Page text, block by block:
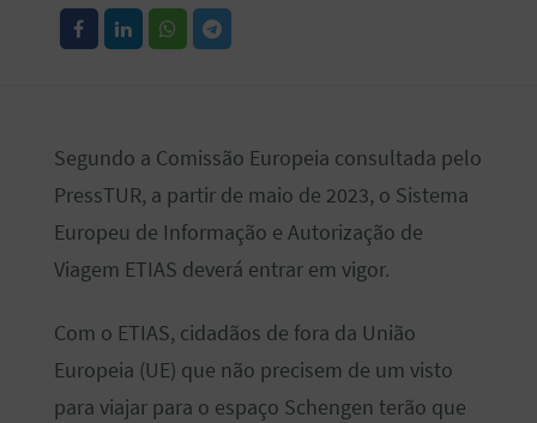
Segundo a Comissão Europeia consultada pelo
PressTUR, a partir de maio de 2023, o Sistema
Europeu de Informação e Autorização de
Viagem ETIAS deverá entrar em vigor.
Com o ETIAS, cidadãos de fora da União
Europeia (UE) que não precisem de um visto
para viajar para o espaço Schengen terão que